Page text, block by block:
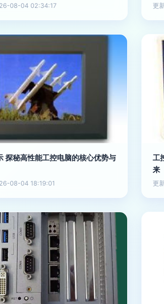
08-04 02:34:17 更
探秘高性能工控电脑的核心优势与
08-04 18:19:01
工
来
更